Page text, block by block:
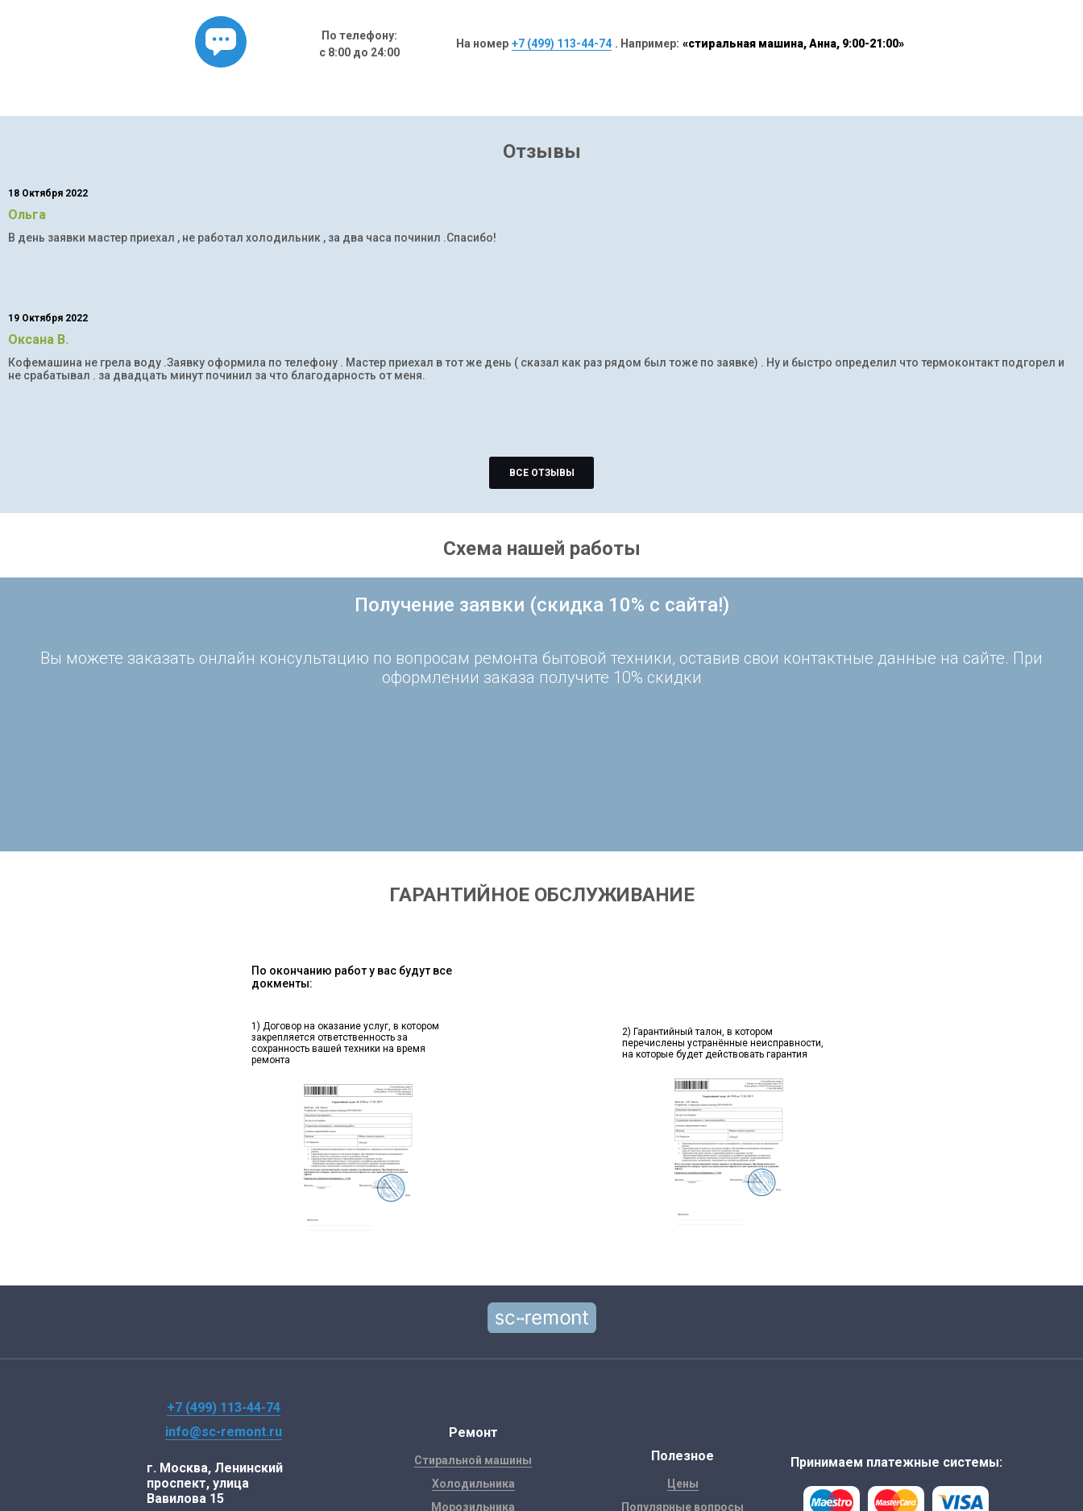
По телефону:
с 8:00 до 24:00
На номер +7 (499) 113-44-74 . Например: «стиральная машина, Анна, 9:00-21:00»
Отзывы
18 Октября 2022
Ольга
В день заявки мастер приехал , не работал холодильник , за два часа починил .Спасибо!
19 Октября 2022
Оксана В.
Кофемашина не грела воду .Заявку оформила по телефону . Мастер приехал в тот же день ( сказал как раз рядом был тоже по заявке) . Ну и быстро определил что термоконтакт подгорел и
не срабатывал . за двадцать минут починил за что благодарность от меня.
ВСЕ ОТЗЫВЫ
Схема нашей работы
Получение заявки (скидка 10% с сайта!)
Вы можете заказать онлайн консультацию по вопросам ремонта бытовой техники, оставив свои контактные данные на сайте. При
оформлении заказа получите 10% скидки
ГАРАНТИЙНОЕ ОБСЛУЖИВАНИЕ
По окончанию работ у вас будут все
докменты:
1) Договор на оказание услуг, в котором
закрепляется ответственность за
сохранность вашей техники на время
ремонта
2) Гарантийный талон, в котором
перечислены устранённые неисправности,
на которые будет действовать гарантия
+7 (499) 113-44-74
info@sc-remont.ru
г. Москва, Ленинский
проспект, улица
Вавилова 15
Ремонт
Стиральной машины
Холодильника
Морозильника
Полезное
Цены
Популярные вопросы
Принимаем платежные системы: